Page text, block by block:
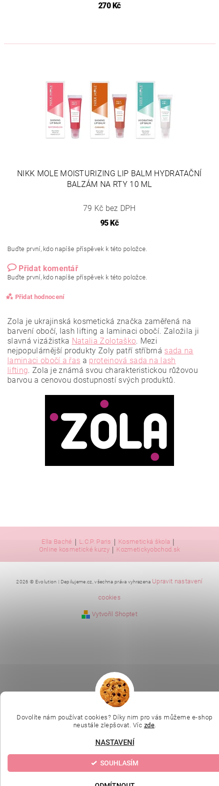
270 Kč
NIKK MOLE MOISTURIZING LIP BALM HYDRATAČNÍ
BALZÁM NA RTY 10 ML
79 Kč bez DPH
95 Kč
Buďte první, kdo napíše příspěvek k této položce.
Přidat komentář
Buďte první, kdo napíše příspěvek k této položce.
Přidat hodnocení
Vložením hodnocení souhlasíte sezásadami ochrany
Zola je ukrajinská kosmetická značka zaměřená na
barvení obočí, lash lifting a laminaci obočí. Založila ji
slavná vizážistka Natalia Zolotaško. Mezi
nejpopulárnější produkty Zoly patří stříbrná sada na
laminaci obočí a řas a proteinová sada na lash
lifting. Zola je známá svou charakteristickou růžovou
barvou a cenovou dostupností svých produktů.
Ella Baché | L.C.P. Paris | Kosmetická škola |
Online kosmetické kurzy | Kozmetickyobchod.sk
2026 © Evolution | Depilujeme.cz, všechna práva vyhrazena Upravit nastavení
cookies
Vytvořil Shoptet
Dovolíte nám používat cookies? Díky nim pro vás můžeme e-shop
neustále zlepšovat. Víc zde.
NASTAVENÍ
SOUHLASÍM